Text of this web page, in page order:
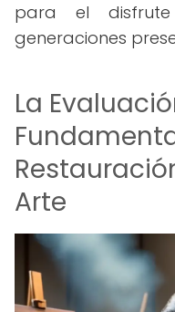
para el
generaciones
La
Arte